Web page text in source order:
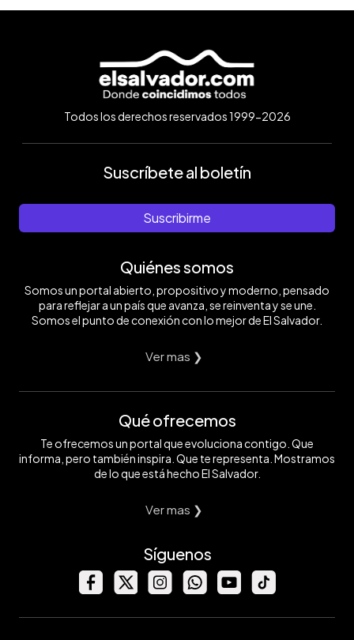
Todos los derechos reservados 1999-2026
Suscríbete al boletín
Suscribirme
Quiénes somos
Somos un portal abierto, propositivo y moderno, pensado
para reflejar a un país que avanza, se reinventa y se une.
Somos el punto de conexión con lo mejor de El Salvador.
Ver mas ❯
Qué ofrecemos
Te ofrecemos un portal que evoluciona contigo. Que
informa, pero también inspira. Que te representa. Mostramos
de lo que está hecho El Salvador.
Ver mas ❯
Síguenos